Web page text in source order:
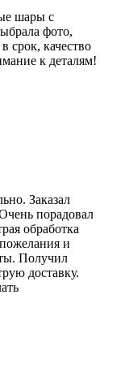
шары с
фото,
срок, качество
к деталям!
Заказал
порадовал
обработка
и
Получил
доставку.